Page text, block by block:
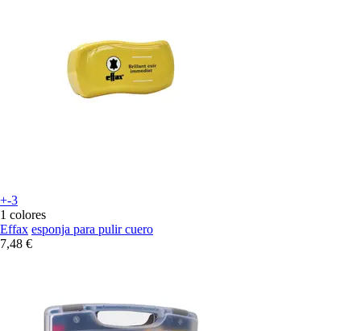
+-3
1 colores
Effax esponja para pulir cuero
7,48 €